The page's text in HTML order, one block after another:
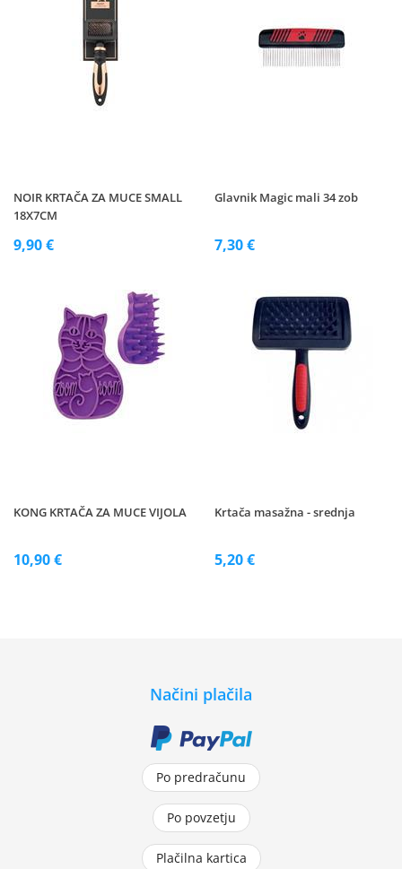
NOIR KRTAČA ZA MUCE SMALL
18X7CM
9,90 €
Glavnik Magic mali 34 zob
7,30 €
KONG KRTAČA ZA MUCE VIJOLA
10,90 €
Krtača masažna - srednja
5,20 €
Načini plačila
Po predračunu
Po povzetju
Plačilna kartica